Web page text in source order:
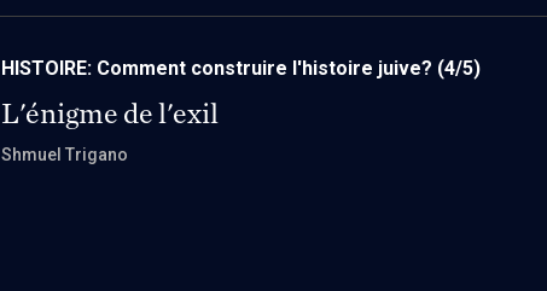
HISTOIRE: Comment construire l'histoire juive? (4/5)
L'énigme de l'exil
Shmuel Trigano